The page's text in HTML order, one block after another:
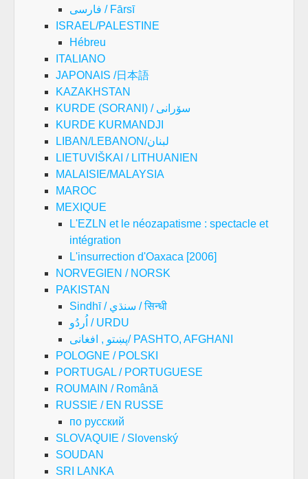
فارسی / Fārsī
ISRAEL/PALESTINE
Hébreu
ITALIANO
JAPONAIS /日本語
KAZAKHSTAN
KURDE (SORANI) / سۆرانی
KURDE KURMANDJI
LIBAN/LEBANON/لبنان
LIETUVIŠKAI / LITHUANIEN
MALAISIE/MALAYSIA
MAROC
MEXIQUE
L'EZLN et le néozapatisme : spectacle et
intégration
L'insurrection d'Oaxaca [2006]
NORVEGIEN / NORSK
PAKISTAN
Sindhī / سنڌي / सिन्धी
اُردُو / URDU
پښتو , افغانی/ PASHTO, AFGHANI
POLOGNE / POLSKI
PORTUGAL / PORTUGUESE
ROUMAIN / Română
RUSSIE / EN RUSSE
по русский
SLOVAQUIE / Slovenský
SOUDAN
SRI LANKA